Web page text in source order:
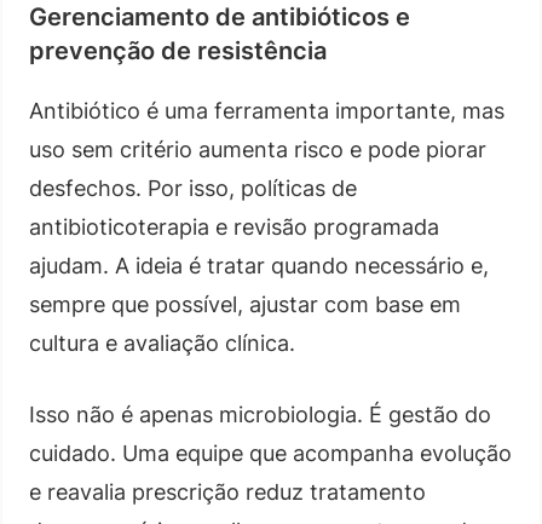
Gerenciamento de antibióticos e
prevenção de resistência
Antibiótico é uma ferramenta importante, mas
uso sem critério aumenta risco e pode piorar
desfechos. Por isso, políticas de
antibioticoterapia e revisão programada
ajudam. A ideia é tratar quando necessário e,
sempre que possível, ajustar com base em
cultura e avaliação clínica.
Isso não é apenas microbiologia. É gestão do
cuidado. Uma equipe que acompanha evolução
e reavalia prescrição reduz tratamento